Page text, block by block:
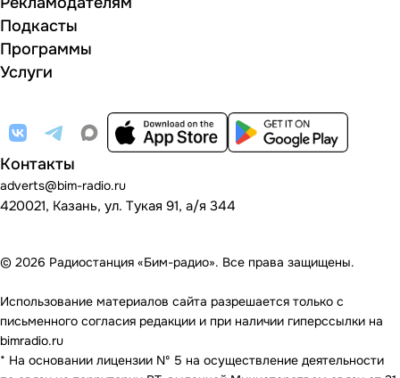
Подкасты
Программы
Услуги
Контакты
adverts@bim-radio.ru
420021, Казань, ул. Тукая 91, а/я 344
© 2026 Радиостанция «Бим-радио». Все права защищены.
Использование материалов сайта разрешается только с
письменного согласия редакции и при наличии гиперссылки на
bimradio.ru
* На основании лицензии Nº 5 на осуществление деятельности